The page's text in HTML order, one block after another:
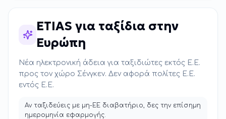
ETIAS για ταξίδια στην
Ευρώπη
Νέα ηλεκτρονική άδεια για ταξιδιώτες εκτός Ε.Ε.
προς τον χώρο Σένγκεν. Δεν αφορά πολίτες Ε.Ε.
εντός Ε.Ε.
Αν ταξιδεύεις με μη-ΕΕ διαβατήριο, δες την επίσημη
ημερομηνία εφαρμογής.